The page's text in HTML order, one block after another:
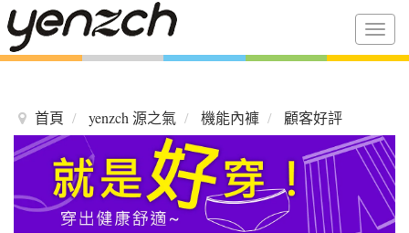
首頁 yenzch 源之氣 機能內褲 顧客好評